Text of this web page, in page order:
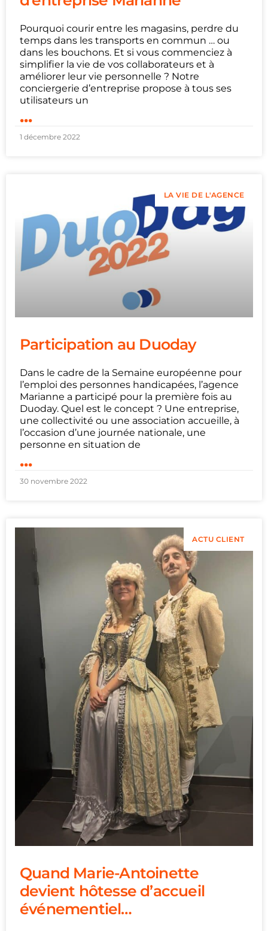
Pourquoi courir entre les magasins, perdre du
temps dans les transports en commun … ou
dans les bouchons. Et si vous commenciez à
simplifier la vie de vos collaborateurs et à
améliorer leur vie personnelle ? Notre
conciergerie d’entreprise propose à tous ses
utilisateurs un
...
1 décembre 2022
LA VIE DE L'AGENCE
Participation au Duoday
Dans le cadre de la Semaine européenne pour
l’emploi des personnes handicapées, l’agence
Marianne a participé pour la première fois au
Duoday. Quel est le concept ? Une entreprise,
une collectivité ou une association accueille, à
l’occasion d’une journée nationale, une
personne en situation de
...
30 novembre 2022
ACTU CLIENT
Quand Marie-Antoinette
devient hôtesse d’accueil
événementiel…